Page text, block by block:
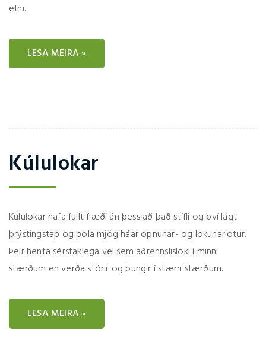
efni.
LESA MEIRA »
Kúlulokar
Kúlulokar hafa fullt flæði án þess að það stífli og því lágt
þrýstingstap og þola mjög háar opnunar- og lokunarlotur.
Þeir henta sérstaklega vel sem aðrennslisloki í minni
stærðum en verða stórir og þungir í stærri stærðum.
LESA MEIRA »